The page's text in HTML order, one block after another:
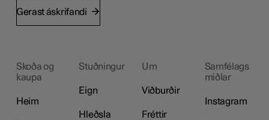
Gerast áskrifandi
Skoða og
kaupa
Heim
Stuðningur
Eign
Hleðsla
Um
Viðburðir
Fréttir
Samfélags
miðlar
Instagram